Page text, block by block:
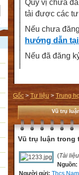
Quý vị chưa
tải được các
Nếu chưa
hướng dẫn
Nếu đã đăng
Gốc > Tư liệu> Trung
Vũ trụ
Vũ trụ luận trong
(Tài
Nguồn:
Người gửi: Thcs